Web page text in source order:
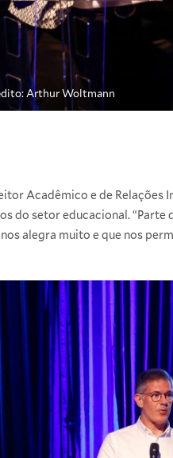
Arthur Woltmann
Acadêmico e de Relações
do setor educacional. “Parte
alegra muito e que nos